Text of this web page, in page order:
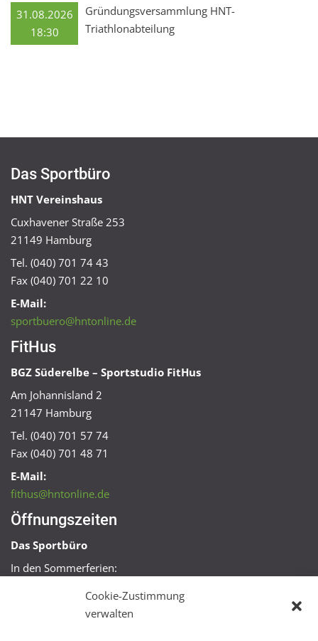
Cookie-Zustimmung
verwalten
31.08.2026
18:30
Gründungsversammlung HNT-
Triathlonabteilung
Das Sportbüro
HNT Vereinshaus
Cuxhavener Straße 253
21149 Hamburg
Tel. (040) 701 74 43
Fax (040) 701 22 10
E-Mail:
sportbuero@hntonline.de
FitHus
BGZ Süderelbe – Sportstudio FitHus
Am Johannisland 2
21147 Hamburg
Tel. (040) 701 57 74
Fax (040) 701 48 71
E-Mail:
fithus@hntonline.de
Öffnungszeiten
Das Sportbüro
In den Sommerferien:
Mo + Mi 16:00 – 18:00 Uhr